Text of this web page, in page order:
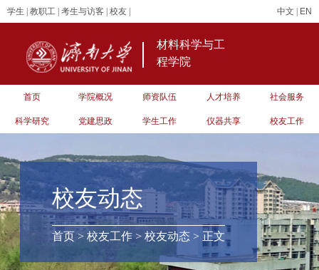
学生 教职工 考生与访客 校友 中文 EN
材料科学与工
程学院
首页 学院概况 师资队伍 人才培养 社会服务
科学研究 党建思政 学生工作 仪器共享 校友工作
校友动态
首页 > 校友工作 > 校友动态 > 正文